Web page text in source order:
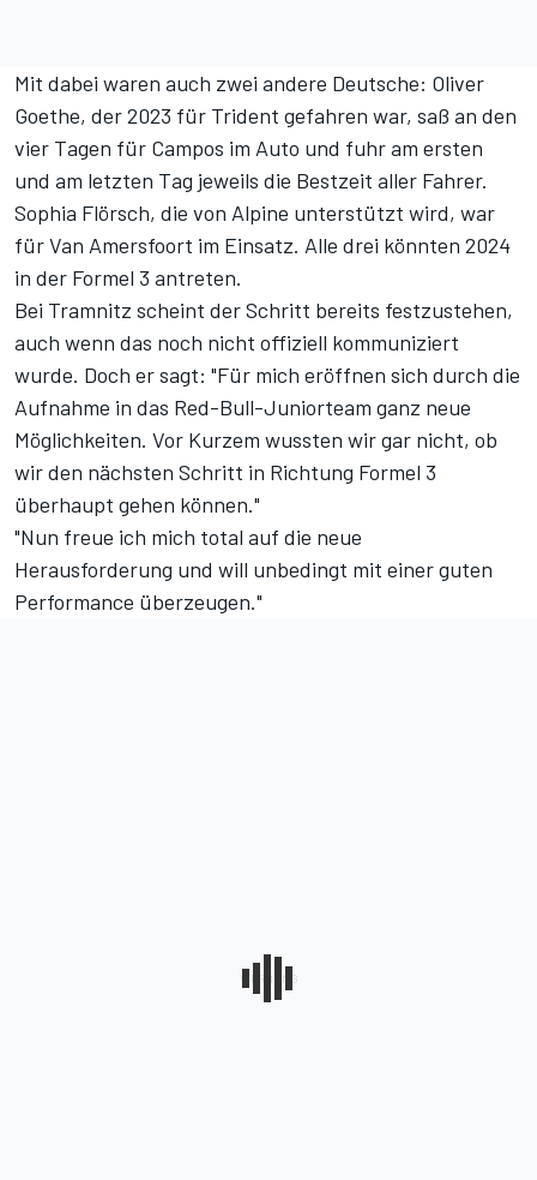
Mit dabei waren auch zwei andere Deutsche: Oliver
Goethe, der 2023 für Trident gefahren war, saß an den
vier Tagen für Campos im Auto und fuhr am ersten
und am letzten Tag jeweils die Bestzeit aller Fahrer.
Sophia Flörsch, die von Alpine unterstützt wird, war
für Van Amersfoort im Einsatz. Alle drei könnten 2024
in der Formel 3 antreten.
Bei Tramnitz scheint der Schritt bereits festzustehen,
auch wenn das noch nicht offiziell kommuniziert
wurde. Doch er sagt: "Für mich eröffnen sich durch die
Aufnahme in das Red-Bull-Juniorteam ganz neue
Möglichkeiten. Vor Kurzem wussten wir gar nicht, ob
wir den nächsten Schritt in Richtung Formel 3
überhaupt gehen können."
"Nun freue ich mich total auf die neue
Herausforderung und will unbedingt mit einer guten
Performance überzeugen."